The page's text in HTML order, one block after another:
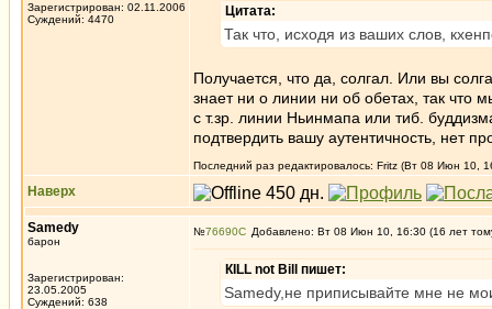
Зарегистрирован: 02.11.2006
Суждений: 4470
Цитата:
Так что, исходя из ваших слов,
Получается, что да, солгал. Или вы
знает ни о линии ни об обетах, так что
с т.зр. линии Ньинмапа или тиб.
подтвердить вашу аутентичность, нет
Последний раз редактировалось: Fritz (Вт 08 Июн 10,
Наверх
Samedy
барон
Зарегистрирован:
23.05.2005
Суждений: 638
№76690 Добавлено: Вт 08 Июн 10, 16:30 (16 лет
КILL not Вill пишет:
Samedy,не приписывайте мне не